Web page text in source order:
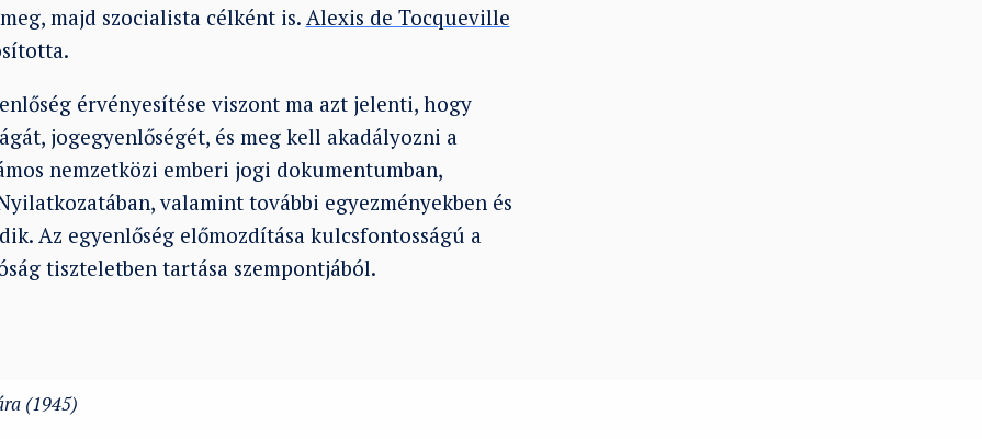
majd szocialista célként is. Alexis de Tocqueville
érvényesítése viszont ma azt jelenti, hogy
jogegyenlőségét, és meg kell akadályozni a
nemzetközi emberi jogi dokumentumban,
valamint további egyezményekben és
Az egyenlőség előmozdítása kulcsfontosságú a
tiszteletben tartása szempontjából.
(1945)